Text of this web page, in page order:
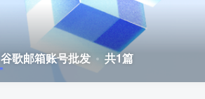
谷歌邮箱账号批发 共1篇